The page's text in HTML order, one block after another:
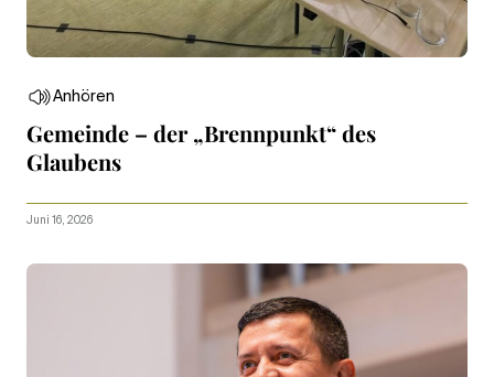
Anhören
Gemeinde – der „Brennpunkt“ des
Glaubens
Juni 16, 2026